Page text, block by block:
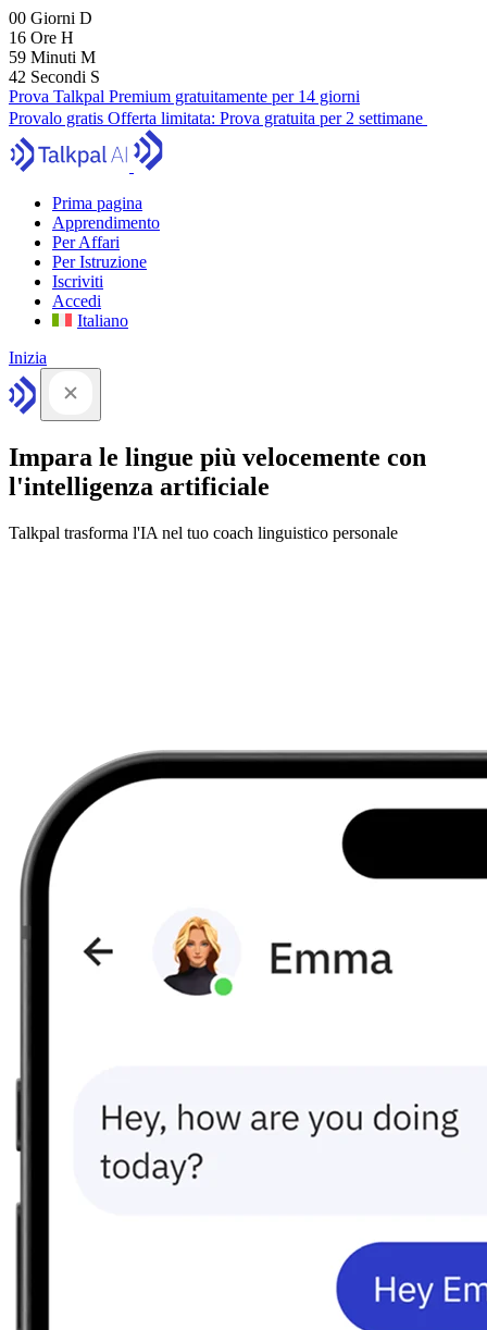
00 Giorni D
16 Ore H
59 Minuti M
41 Secondi S
Prova Talkpal Premium gratuitamente per 14 giorni
Provalo gratis Offerta limitata: Prova gratuita per 2 settimane
Prima pagina
Apprendimento
Per Affari
Per Istruzione
Iscriviti
Accedi
Italiano
Inizia
Impara le lingue più velocemente con
l'intelligenza artificiale
Talkpal trasforma l'IA nel tuo coach linguistico personale